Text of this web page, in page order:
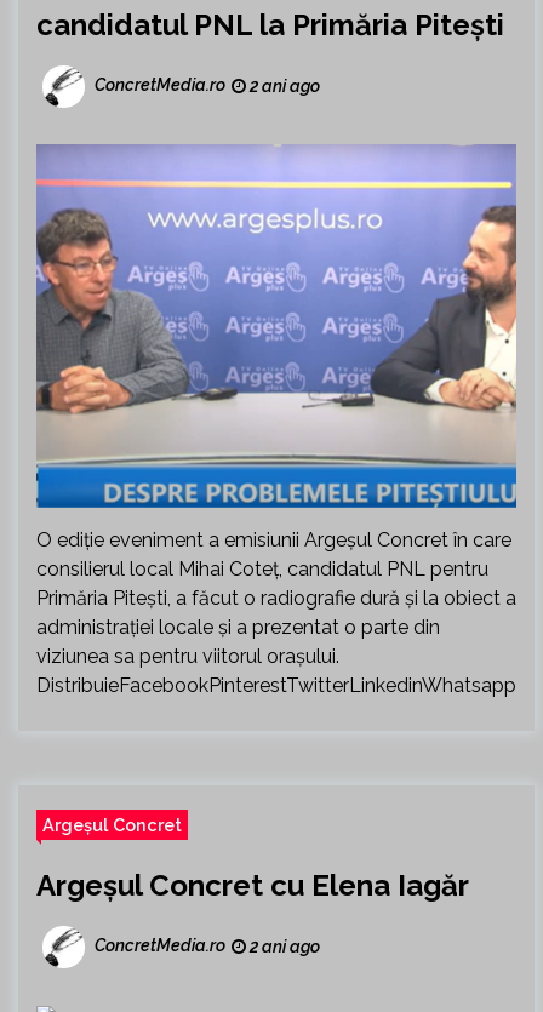
candidatul PNL la Primăria Pitești
ConcretMedia.ro 2 ani ago
O ediție eveniment a emisiunii Argeșul Concret în care
consilierul local Mihai Coteț, candidatul PNL pentru
Primăria Pitești, a făcut o radiografie dură și la obiect a
administrației locale și a prezentat o parte din
viziunea sa pentru viitorul orașului.
DistribuieFacebookPinterestTwitterLinkedinWhatsapp
Argeșul Concret
Argeșul Concret cu Elena Iagăr
ConcretMedia.ro 2 ani ago